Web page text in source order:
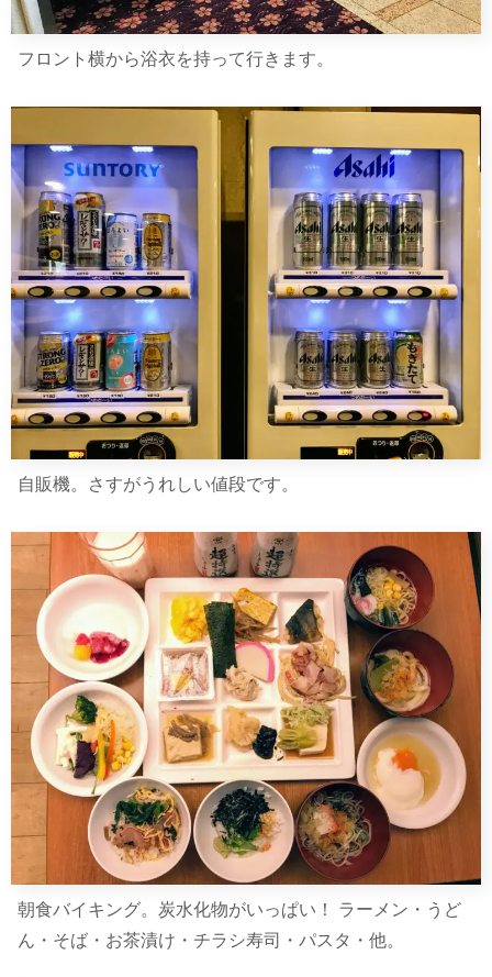
フロント横から浴衣を持って行きます。
自販機。さすがうれしい値段です。
朝食バイキング。炭水化物がいっぱい！ ラーメン・うど
ん・そば・お茶漬け・チラシ寿司・パスタ・他。